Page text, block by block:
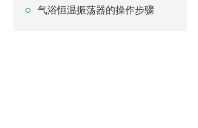
气浴恒温振荡器的操作步骤